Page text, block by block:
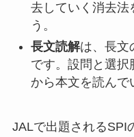
去していく消去法
う。
長文読解は、長文
です。設問と選択
から本文を読んで
JALで出題されるSPI